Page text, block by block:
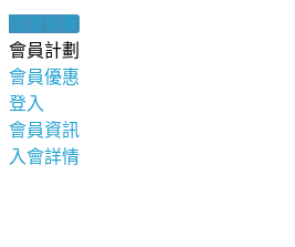
健康錦囊
會員計劃
會員優惠
登入
會員資訊
入會詳情